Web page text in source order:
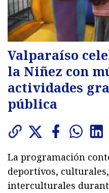
Valparaíso
la Niñez con
actividades
pública
La programación
deportivos,
interculturales